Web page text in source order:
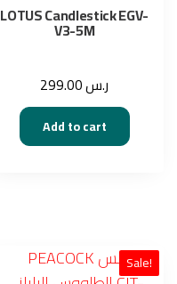
LOTUS Candlestick EGV-
V3-5M
ر.س299.00
Add to cart
Sale!